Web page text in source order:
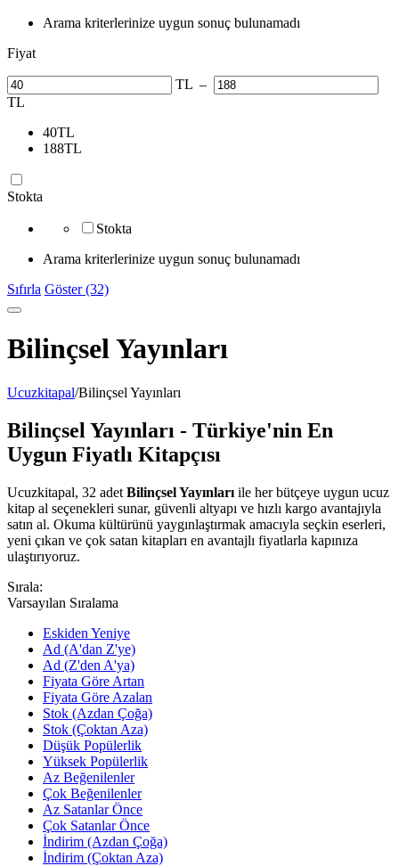
Arama kriterlerinize uygun sonuç bulunamadı
Fiyat
TL –
TL
40TL
188TL
Stokta
Stokta
Arama kriterlerinize uygun sonuç bulunamadı
Sıfırla Göster (32)
Bilinçsel Yayınları
Ucuzkitapal/Bilinçsel Yayınları
Bilinçsel Yayınları - Türkiye'nin En
Uygun Fiyatlı Kitapçısı
Ucuzkitapal, 32 adet Bilinçsel Yayınları ile her bütçeye uygun ucuz
kitap al seçenekleri sunar, güvenli altyapı ve hızlı kargo avantajıyla
satın al. Okuma kültürünü yaygınlaştırmak amacıyla seçkin eserleri,
yeni çıkan ve çok satan kitapları en avantajlı fiyatlarla kapınıza
ulaştırıyoruz.
Sırala:
Varsayılan Sıralama
Eskiden Yeniye
Ad (A'dan Z'ye)
Ad (Z'den A'ya)
Fiyata Göre Artan
Fiyata Göre Azalan
Stok (Azdan Çoğa)
Stok (Çoktan Aza)
Düşük Popülerlik
Yüksek Popülerlik
Az Beğenilenler
Çok Beğenilenler
Az Satanlar Önce
Çok Satanlar Önce
İndirim (Azdan Çoğa)
İndirim (Çoktan Aza)